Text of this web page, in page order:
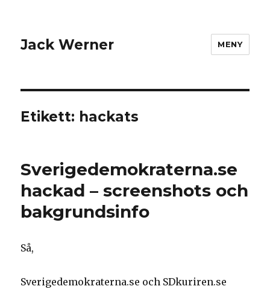
Jack Werner MENY
Etikett: hackats
Sverigedemokraterna.se
hackad – screenshots och
bakgrundsinfo
Så,
Sverigedemokraterna.se och SDkuriren.se